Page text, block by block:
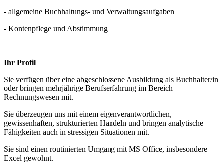
- allgemeine Buchhaltungs- und Verwaltungsaufgaben
- Kontenpflege und Abstimmung
Ihr Profil
Sie verfügen über eine abgeschlossene Ausbildung als Buchhalter/in
oder bringen mehrjährige Berufserfahrung im Bereich
Rechnungswesen mit.
Sie überzeugen uns mit einem eigenverantwortlichen,
gewissenhaften, strukturierten Handeln und bringen analytische
Fähigkeiten auch in stressigen Situationen mit.
Sie sind einen routinierten Umgang mit MS Office, insbesondere
Excel gewohnt.